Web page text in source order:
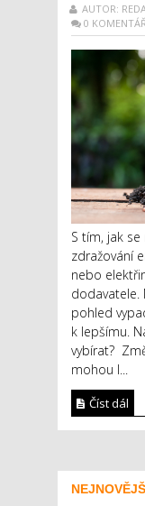
AUTOR:
0
S tím, jak
zdražování
nebo
dodavatele.
pohled
k lepšímu.
vybírat?
mohou l...
Číst dál